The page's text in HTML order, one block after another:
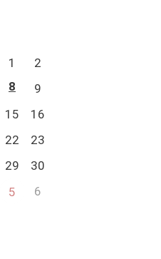
1
2
8
9
15
16
22
23
29
30
5 6